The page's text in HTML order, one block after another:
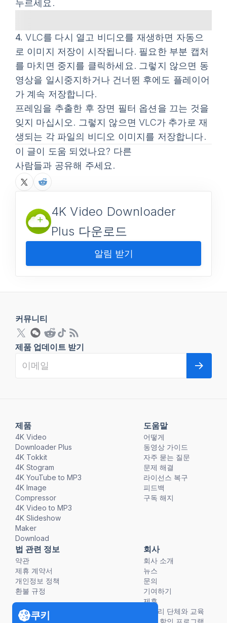
누르세요.
4. VLC를 다시 열고 비디오를 재생하면 자동으
로 이미지 저장이 시작됩니다. 필요한 부분 캡처
를 마치면 중지를 클릭하세요. 그렇지 않으면 동
영상을 일시중지하거나 건너뛴 후에도 플레이어
가 계속 저장합니다.
프레임을 추출한 후 장면 필터 옵션을 끄는 것을
잊지 마십시오. 그렇지 않으면 VLC가 추가로 재
생되는 각 파일의 비디오 이미지를 저장합니다.
이 글이 도움 되었나요? 다른
사람들과 공유해 주세요.
4K Video Downloader
Plus 다운로드
알림 받기
제품
4K Video
Downloader Plus
4K Tokkit
4K Stogram
4K YouTube to MP3
4K Image
Compressor
4K Video to MP3
4K Slideshow
Maker
Download
도움말
어떻게
동영상 가이드
자주 묻는 질문
문제 해결
라이선스 복구
피드백
구독 해지
법 관련 정보
약관
제휴 계약서
개인정보 정책
환불 규정
회사
회사 소개
뉴스
문의
기여하기
제휴
비영리 단체와 교육
커뮤니티
제품 업데이트 받기
쿠키